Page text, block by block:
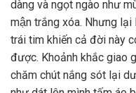
dàng và ngọt ngào như
mận trắng xóa. Nhưng
trái tim khiến cả đời này
được. Khoảnh khắc giao
chăm chút nắng sót lại